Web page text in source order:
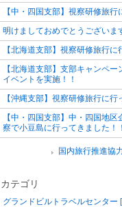
【中・四国支部】視察研修旅行
明けましておめでとうございま
【北海道支部】視察研修旅行に
【北海道支部】支部キャンペ
イベントを実施！！
【沖縄支部】視察研修旅行に行
【中・四国支部】中・四国地
察で小豆島に行ってきました！！
国内旅行推進協
カテゴリ
グランドビルトラベルセンター